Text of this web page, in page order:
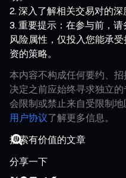
深入了解相关交易对的深
重要提示：在参与前，
风险属性，仅投入您能承
资的策略。
本内容不构成任何要约、
决定之前应始终寻求独立
会限制或禁止来自受限制
用户协议了解更多信息。
分享一下